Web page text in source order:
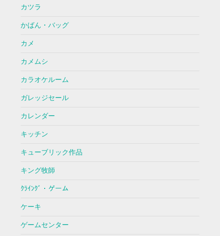
カツラ
かばん・バッグ
カメ
カメムシ
カラオケルーム
ガレッジセール
カレンダー
キッチン
キューブリック作品
キング牧師
ｸﾗｲﾝｸﾞ・ゲーム
ケーキ
ゲームセンター